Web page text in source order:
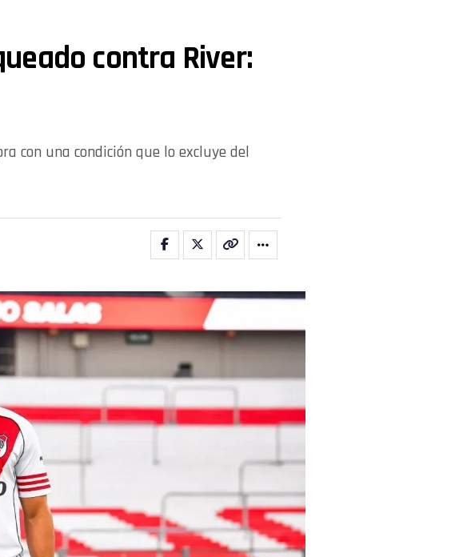
contra River:
con una condición que lo excluye del